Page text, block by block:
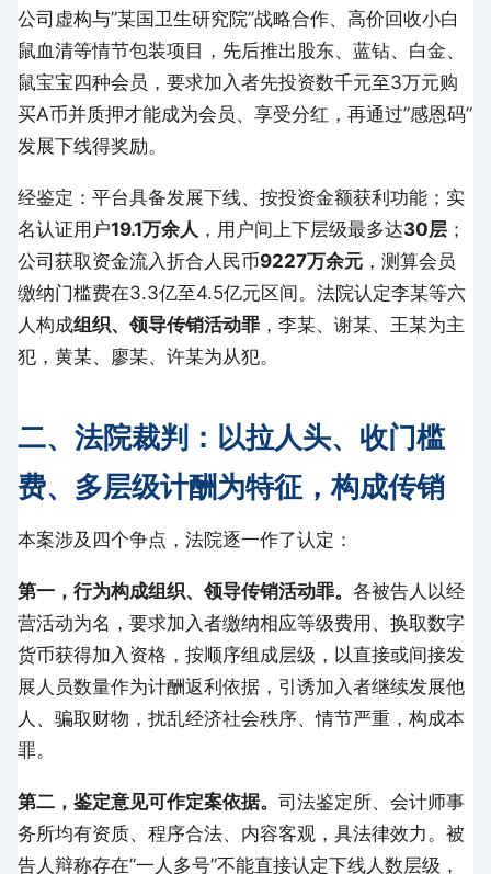
公司虚构与”某国卫生研究院”战略合作、高价回收小白
鼠血清等情节包装项目，先后推出股东、蓝钻、白金、
鼠宝宝四种会员，要求加入者先投资数千元至3万元购
买A币并质押才能成为会员、享受分红，再通过”感恩码”
发展下线得奖励。
经鉴定：平台具备发展下线、按投资金额获利功能；实
名认证用户19.1万余人 ，用户间上下层级最多达30层 ；
公司获取资金流入折合人民币9227万余元 ，测算会员
缴纳门槛费在3.3亿至4.5亿元区间。法院认定李某等六
人构成组织、领导传销活动罪 ，李某、谢某、王某为主
犯，黄某、廖某、许某为从犯。
二、法院裁判：以拉人头、收门槛
费、多层级计酬为特征，构成传销
本案涉及四个争点，法院逐一作了认定：
第一，行为构成组织、领导传销活动罪。 各被告人以经
营活动为名，要求加入者缴纳相应等级费用、换取数字
货币获得加入资格，按顺序组成层级，以直接或间接发
展人员数量作为计酬返利依据，引诱加入者继续发展他
人、骗取财物，扰乱经济社会秩序、情节严重，构成本
罪。
第二，鉴定意见可作定案依据。 司法鉴定所、会计师事
务所均有资质、程序合法、内容客观，具法律效力。被
告人辩称存在”一人多号”不能直接认定下线人数层级，